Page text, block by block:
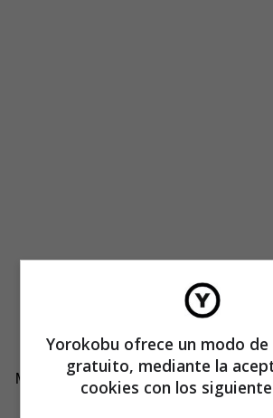
El paralelismo no es mío ni es
profesor Hilary Putnam, del Instituto
Massachusetts, en un artículo de 1964:
de un organismo sintético, basada en
Yorokobu ofrece un modo de
gratuito, mediante la
cookies con los